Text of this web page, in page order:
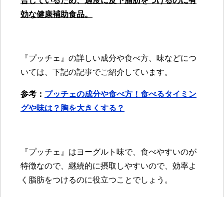
効な健康補助食品。
『プッチェ』の詳しい成分や食べ方、味などにつ
いては、下記の記事でご紹介しています。
参考： プッチェの成分や食べ方！食べるタイミン
グや味は？胸を大きくする？
『プッチェ』はヨーグルト味で、食べやすいのが
特徴なので、継続的に摂取しやすいので、効率よ
く脂肪をつけるのに役立つことでしょう。